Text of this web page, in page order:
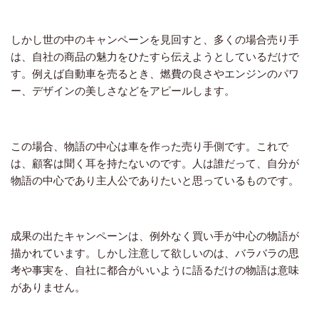
しかし世の中のキャンペーンを見回すと、多くの場合売り手
は、自社の商品の魅力をひたすら伝えようとしているだけで
す。例えば自動車を売るとき、燃費の良さやエンジンのパワ
ー、デザインの美しさなどをアピールします。
この場合、物語の中心は車を作った売り手側です。これで
は、顧客は聞く耳を持たないのです。人は誰だって、自分が
物語の中心であり主人公でありたいと思っているものです。
成果の出たキャンペーンは、例外なく買い手が中心の物語が
描かれています。しかし注意して欲しいのは、バラバラの思
考や事実を、自社に都合がいいように語るだけの物語は意味
がありません。